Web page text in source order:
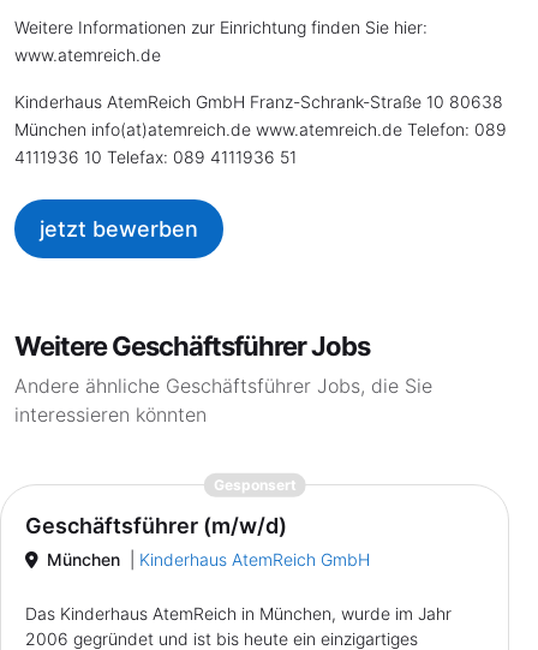
Weitere Informationen zur Einrichtung finden Sie hier:
www.atemreich.de
Kinderhaus AtemReich GmbH Franz-Schrank-Straße 10 80638
München info(at)atemreich.de www.atemreich.de Telefon: 089
4111936 10 Telefax: 089 4111936 51
jetzt bewerben
Weitere Geschäftsführer Jobs
Andere ähnliche Geschäftsführer Jobs, die Sie
interessieren könnten
Gesponsert{prompt.job}
Geschäftsführer (m/w/d)
München Kinderhaus AtemReich GmbH
Das Kinderhaus AtemReich in München, wurde im Jahr
2006 gegründet und ist bis heute ein einzigartiges